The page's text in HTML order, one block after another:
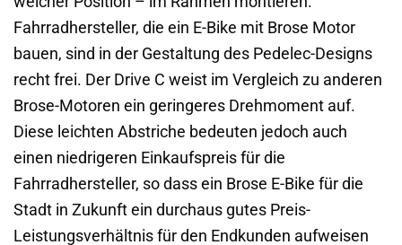
Fahrradhersteller, die ein E-Bike mit Brose Motor
bauen, sind in der Gestaltung des Pedelec-Designs
recht frei. Der Drive C weist im Vergleich zu anderen
Brose-Motoren ein geringeres Drehmoment auf.
Diese leichten Abstriche bedeuten jedoch auch
einen niedrigeren Einkaufspreis für die
Fahrradhersteller, so dass ein Brose E-Bike für die
Stadt in Zukunft ein durchaus gutes Preis-
Leistungsverhältnis für den Endkunden aufweisen